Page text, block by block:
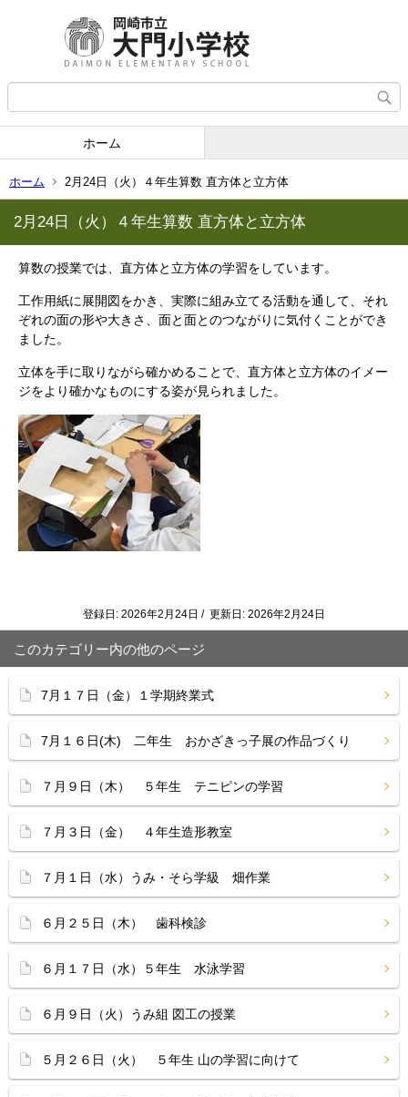
ホーム
ホーム 2月24日（火）４年生算数 直方体と立方体
2月24日（火）４年生算数 直方体と立方体
算数の授業では、直方体と立方体の学習をしています。
工作用紙に展開図をかき、実際に組み立てる活動を通して、それ
ぞれの面の形や大きさ、面と面とのつながりに気付くことができ
ました。
立体を手に取りながら確かめることで、直方体と立方体のイメー
ジをより確かなものにする姿が見られました。
登録日: 2026年2月24日 / 更新日: 2026年2月24日
このカテゴリー内の他のページ
7月１７日（金）１学期終業式
7月１６日(木) 二年生 おかざきっ子展の作品づくり
７月９日（木） ５年生 テニピンの学習
７月３日（金） ４年生造形教室
７月１日（水）うみ・そら学級 畑作業
６月２５日（木） 歯科検診
６月１７日（水）５年生 水泳学習
６月９日（火）うみ組 図工の授業
５月２６日（火） ５年生 山の学習に向けて